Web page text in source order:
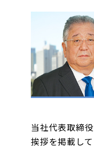
当社代表取締
挨拶を掲載して